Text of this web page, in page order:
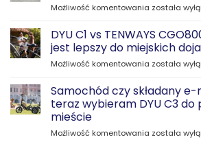
Możliwość komentowania Koniec
z
—
dzięki
DYU
C2
została
DYU C1 vs TENWAYS
jest lepszy do miejskich
Możliwość komentowania DYU
vs
TENWAYS
CGO800S:
e‑rower
została
Samochód czy składany
teraz wybieram DYU C3 do
mieście
Możliwość komentowania Samochód
została